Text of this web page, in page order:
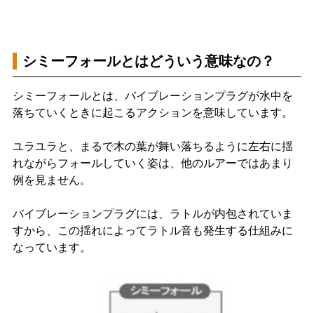
シミーフォールとはどういう意味なの？
シミーフォールとは、バイブレーションプラグが水中を
落ちていくときに起こるアクションを意味しています。
ユラユラと、まるで木の葉が舞い落ちるように左右に揺
れながらフォールしていく姿は、他のルアーではあまり
例を見ません。
バイブレーションプラグには、ラトルが内包されていま
すから、この揺れによってラトル音も発生する仕組みに
なっています。